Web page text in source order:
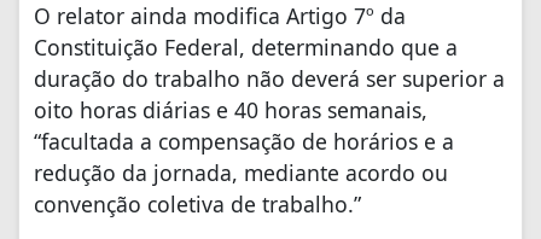
O relator ainda modifica Artigo 7º da
Constituição Federal, determinando que a
duração do trabalho não deverá ser superior a
oito horas diárias e 40 horas semanais,
“facultada a compensação de horários e a
redução da jornada, mediante acordo ou
convenção coletiva de trabalho.”